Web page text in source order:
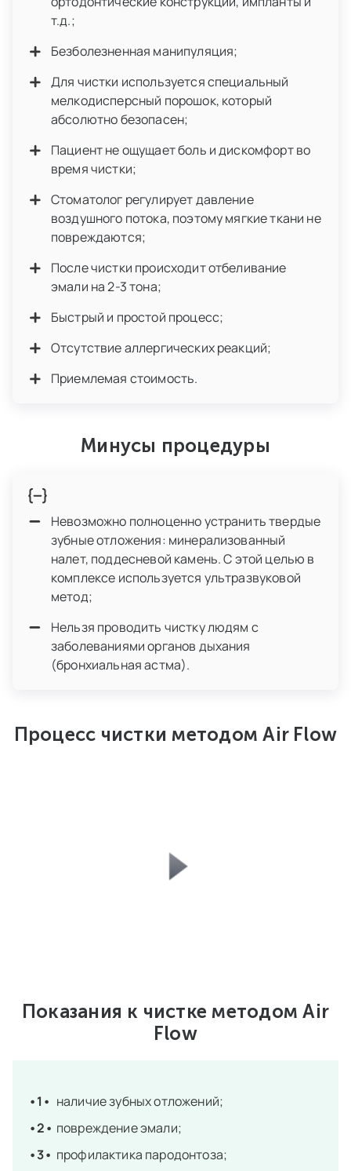
т.д.;
Безболезненная манипуляция;
Для чистки используется специальный
мелкодисперсный порошок, который
абсолютно безопасен;
Пациент не ощущает боль и дискомфорт во
время чистки;
Стоматолог регулирует давление
воздушного потока, поэтому мягкие ткани не
повреждаются;
После чистки происходит отбеливание
эмали на 2-3 тона;
Быстрый и простой процесс;
Отсутствие аллергических реакций;
Приемлемая стоимость.
Минусы процедуры
Невозможно полноценно устранить твердые
зубные отложения: минерализованный
налет, поддесневой камень. С этой целью в
комплексе используется ультразвуковой
метод;
Нельзя проводить чистку людям с
заболеваниями органов дыхания
(бронхиальная астма).
Процесс чистки методом Air Flow
Показания к чистке методом Air
Flow
наличие зубных отложений;
повреждение эмали;
профилактика пародонтоза;